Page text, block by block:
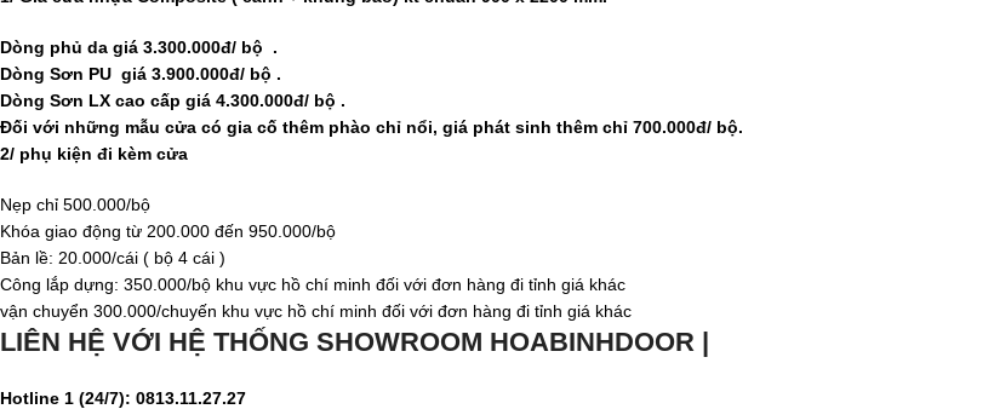
Dòng phủ da giá 3.300.000đ/ bộ .
Dòng Sơn PU giá 3.900.000đ/ bộ .
Dòng Sơn LX cao cấp giá 4.300.000đ/ bộ .
Đối với những mẫu cửa có gia cố thêm phào chỉ nổi, giá phát sinh thêm chỉ 700.000đ/ bộ.
2/ phụ kiện đi kèm cửa
Nẹp chỉ 500.000/bộ
Khóa giao động từ 200.000 đến 950.000/bộ
Bản lề: 20.000/cái ( bộ 4 cái )
Công lắp dựng: 350.000/bộ khu vực hồ chí minh đối với đơn hàng đi tỉnh giá khác
vận chuyển 300.000/chuyến khu vực hồ chí minh đối với đơn hàng đi tỉnh giá khác
LIÊN HỆ VỚI HỆ THỐNG SHOWROOM HOABINHDOOR |
Hotline 1 (24/7): 0813.11.27.27